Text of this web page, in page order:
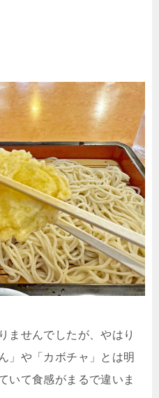
ませんでしたが、やはり
」や「カボチャ」とは明
いて食感がまるで違いま